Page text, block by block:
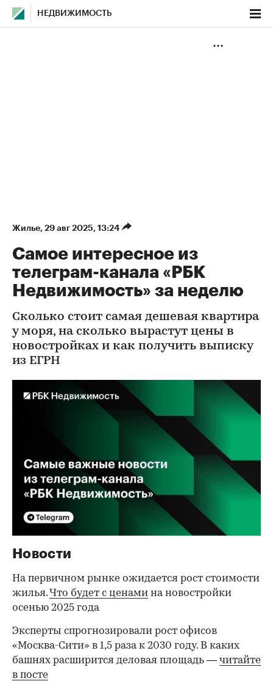
НЕДВИЖИМОСТЬ
Жилье⁠, 29 авг 2025, 13:24
Самое интересное из
телеграм-канала «РБК
Недвижимость» за неделю
Сколько стоит самая дешевая квартира
у моря, на сколько вырастут цены в
новостройках и как получить выписку
из ЕГРН
Новости
На первичном рынке ожидается рост стоимости
жилья. Что будет с ценами на новостройки
осенью 2025 года
Эксперты спрогнозировали рост офисов
«Москва-Сити» в 1,5 раза к 2030 году. В каких
башнях расширится деловая площадь — читайте
в посте